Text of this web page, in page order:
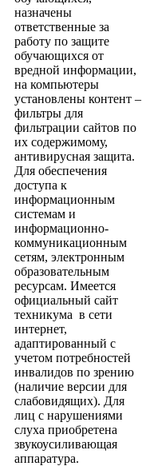
назначены
ответственные за
работу по защите
обучающихся от
вредной информации,
на компьютеры
установлены контент –
фильтры для
фильтрации сайтов по
их содержимому,
антивирусная защита.
Для обеспечения
доступа к
информационным
системам и
информационно-
коммуникационным
сетям, электронным
образовательным
ресурсам. Имеется
официальный сайт
техникума в сети
интернет,
адаптированный с
учетом потребностей
инвалидов по зрению
(наличие версии для
слабовидящих). Для
лиц с нарушениями
слуха приобретена
звукоусиливающая
аппаратура.